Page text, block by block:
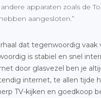
apparaten zoals de
aangesloten.”
dat tegenwoordig vaak
is stabiel en snel
door glasvezel ben je
internet, te allen tijde
TV-kijken en goedkoop